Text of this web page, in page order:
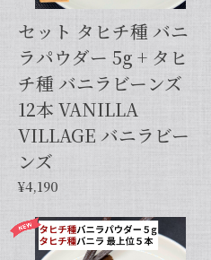
セット タヒチ種 バニ
ラパウダー 5g + タヒ
チ種 バニラビーンズ
12本 VANILLA
VILLAGE バニラビー
ンズ
¥4,190